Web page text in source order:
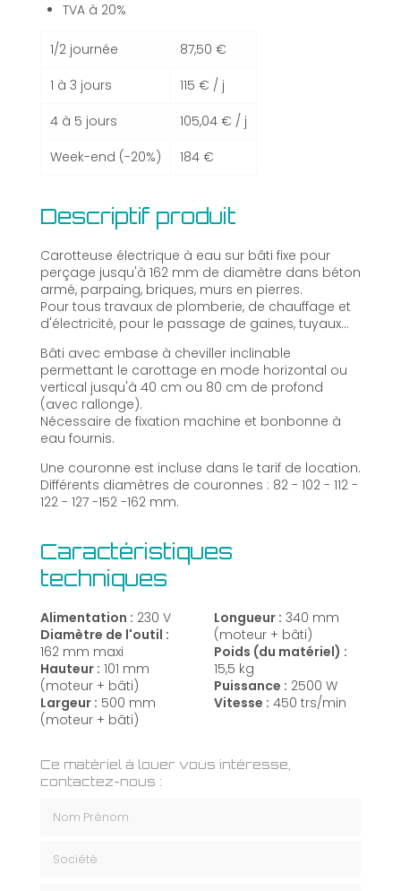
de
location)
TVA à 20%
1/2 journée
87,50 €
1 à 3 jours
115 € / j
4 à 5 jours
105,04 € / j
Week-end (-20%)
184 €
Ce matériel à louer vous intéresse,
contactez-nous :
Descriptif produit
Carotteuse électrique à eau sur bâti fixe pour
perçage jusqu'à 162 mm de diamètre dans béton
armé, parpaing, briques, murs en pierres.
Pour tous travaux de plomberie, de chauffage et
d'électricité, pour le passage de gaines, tuyaux...
Bâti avec embase à cheviller inclinable
permettant le carottage en mode horizontal ou
vertical jusqu'à 40 cm ou 80 cm de profond
(avec rallonge).
Nécessaire de fixation machine et bonbonne à
eau fournis.
Une couronne est incluse dans le tarif de location.
Différents diamètres de couronnes : 82 - 102 - 112 -
122 - 127 -152 -162 mm.
Caractéristiques
techniques
Alimentation : 230 V
Diamètre de l'outil :
162 mm maxi
Hauteur : 101 mm
(moteur + bâti)
Largeur : 500 mm
(moteur + bâti)
Longueur : 340 mm
(moteur + bâti)
Poids (du matériel) :
15,5 kg
Puissance : 2500 W
Vitesse : 450 trs/min